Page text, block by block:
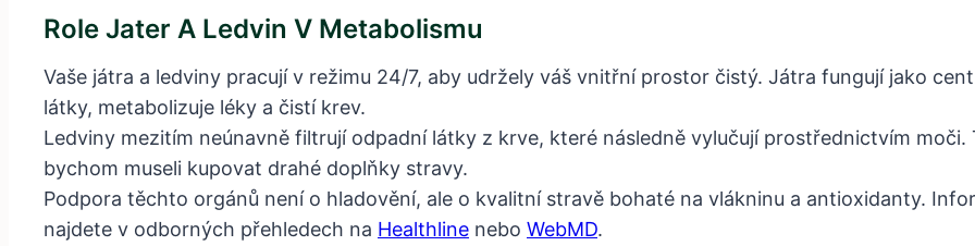
Role Jater A Ledvin V Metabolismu
Vaše játra a ledviny pracují v režimu 24/7, aby udržely váš vnitřní prostor čistý. Játra fungují jako
látky, metabolizuje léky a čistí krev.
Ledviny mezitím neúnavně filtrují odpadní látky z krve, které následně vylučují prostřednictvím
bychom museli kupovat drahé doplňky stravy.
Podpora těchto orgánů není o hladovění, ale o kvalitní stravě bohaté na vlákninu a antioxidanty.
najdete v odborných přehledech na Healthline nebo WebMD.